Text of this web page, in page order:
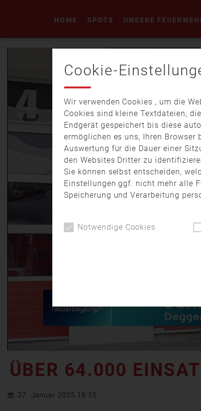
HOME SPOTS UNSERE
ÜBER 64.000
27. Januar 2025 18:55
Cookie-
Wir verwenden Cookies , um die
Cookies sind kleine Textdateien,
Endgerät gespeichert bis diese
ermöglichen es uns, Ihren Browser
Auswertung für die Dauer einer
den Websites Dritter zu
Sie können selbst entscheiden,
Einstellungen ggf. nicht mehr alle
Speicherung und Verarbeitung
Notwendige Cookies